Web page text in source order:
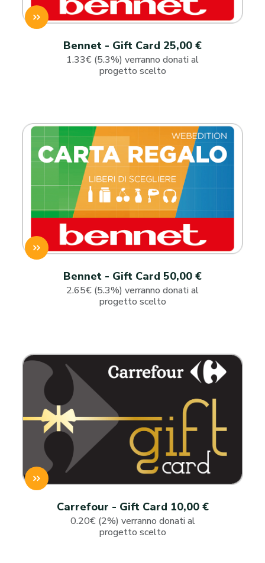
Bennet - Gift Card 25,00 €
1.33€ (5.3%) verranno donati al
progetto scelto
Bennet - Gift Card 50,00 €
2.65€ (5.3%) verranno donati al
progetto scelto
Carrefour - Gift Card 10,00 €
0.20€ (2%) verranno donati al
progetto scelto